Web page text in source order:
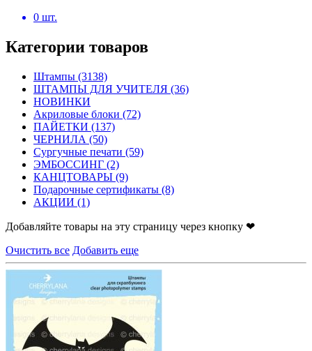
0 шт.
Категории товаров
Штампы (3138)
ШТАМПЫ ДЛЯ УЧИТЕЛЯ (36)
НОВИНКИ
Акриловые блоки (72)
ПАЙЕТКИ (137)
ЧЕРНИЛА (50)
Сургучные печати (59)
ЭМБОССИНГ (2)
КАНЦТОВАРЫ (9)
Подарочные сертификаты (8)
АКЦИИ (1)
Добавляйте товары на эту страницу через кнопку ❤
Очистить все Добавить еще